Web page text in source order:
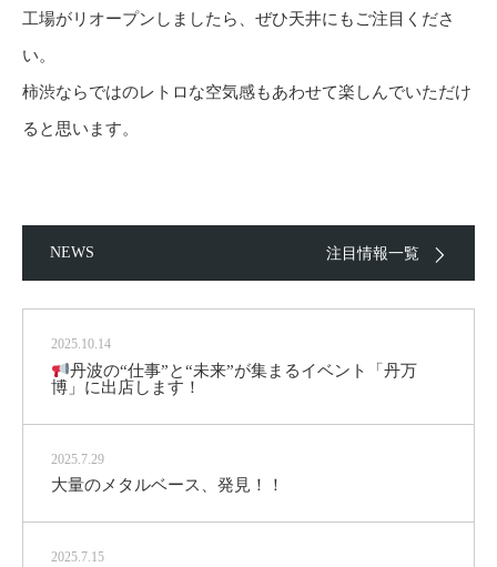
工場がリオープンしましたら、ぜひ天井にもご注目くださ
い。
柿渋ならではのレトロな空気感もあわせて楽しんでいただけ
ると思います。
NEWS 注目情報一覧
2025.10.14
丹波の“仕事”と“未来”が集まるイベント「丹万
博」に出店します！
2025.7.29
大量のメタルベース、発見！！
2025.7.15